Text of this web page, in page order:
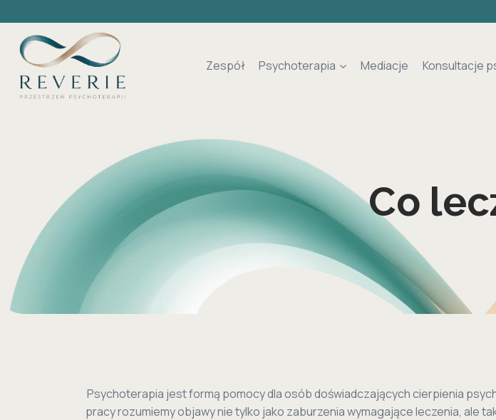
Zespół Psychoterapia Mediacje Konsultacje
Co
Psychoterapia jest formą pomocy dla osób doświadczających cierpienia
pracy rozumiemy objawy nie tylko jako zaburzenia wymagające leczenia, ale